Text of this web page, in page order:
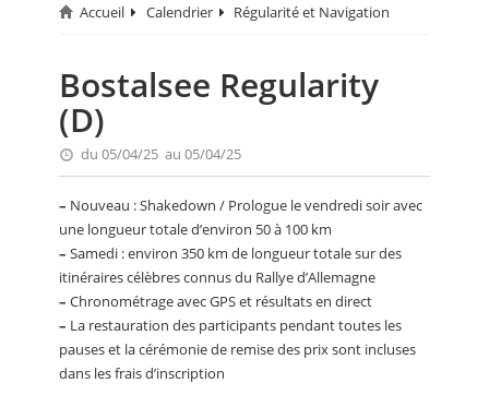
CIRCUIT
RALLYE
MONTAGNE
EVÈNEMENTS
CALENDRIER
FOCUS
VIDEO
ANNUAIRES
Accueil Calendrier Régularité et Navigation
Bostalsee Regularity
(D)
du 05/04/25 au 05/04/25
– Nouveau : Shakedown / Prologue le vendredi soir avec
une longueur totale d’environ 50 à 100 km
– Samedi : environ 350 km de longueur totale sur des
itinéraires célèbres connus du Rallye d’Allemagne
– Chronométrage avec GPS et résultats en direct
– La restauration des participants pendant toutes les
pauses et la cérémonie de remise des prix sont incluses
dans les frais d’inscription